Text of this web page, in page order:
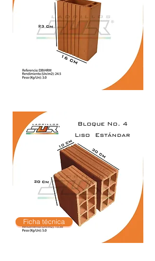
Ficha técnica
Bloque No. 4
Liso Estándar